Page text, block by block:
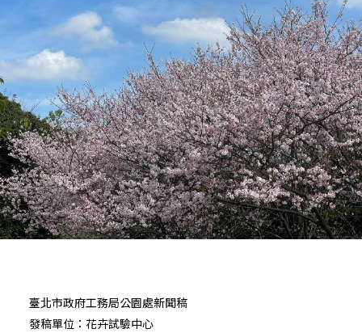
臺北市政府工務局公園處新聞稿
發稿單位：花卉試驗中心